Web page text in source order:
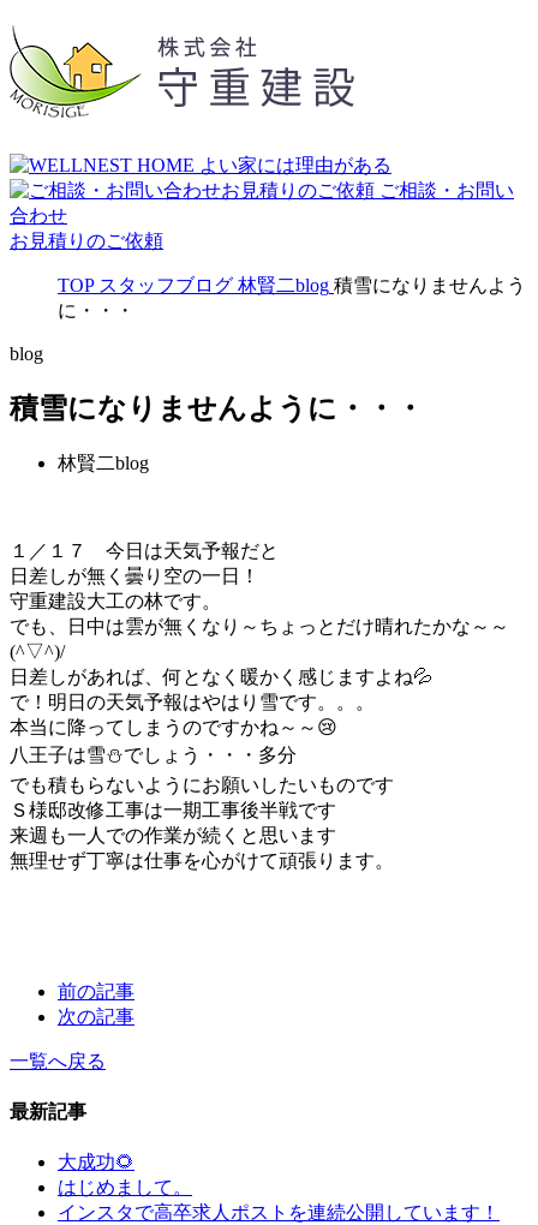
ご相談・お問い
合わせ
お見積りのご依頼
TOP スタッフブログ 林賢二blog 積雪になりませんよう
に・・・
blog
積雪になりませんように・・・
林賢二blog
１／１７ 今日は天気予報だと
日差しが無く曇り空の一日！
守重建設大工の林です。
でも、日中は雲が無くなり～ちょっとだけ晴れたかな～～
(^▽^)/
日差しがあれば、何となく暖かく感じますよね💦
で！明日の天気予報はやはり雪です。。。
本当に降ってしまうのですかね～～😢
八王子は雪⛄でしょう・・・多分
でも積もらないようにお願いしたいものです
Ｓ様邸改修工事は一期工事後半戦です
来週も一人での作業が続くと思います
無理せず丁寧は仕事を心がけて頑張ります。
前の記事
次の記事
一覧へ戻る
最新記事
大成功🌻
はじめまして。
インスタで高卒求人ポストを連続公開しています！